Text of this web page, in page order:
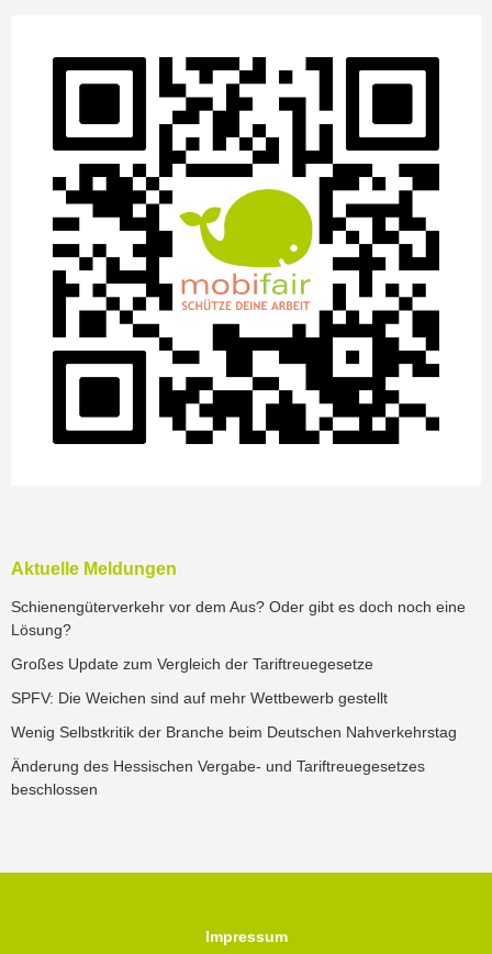
Aktuelle Meldungen
Schienengüterverkehr vor dem Aus? Oder gibt es doch noch eine
Lösung?
Großes Update zum Vergleich der Tariftreuegesetze
SPFV: Die Weichen sind auf mehr Wettbewerb gestellt
Wenig Selbstkritik der Branche beim Deutschen Nahverkehrstag
Änderung des Hessischen Vergabe- und Tariftreuegesetzes
beschlossen
Impressum